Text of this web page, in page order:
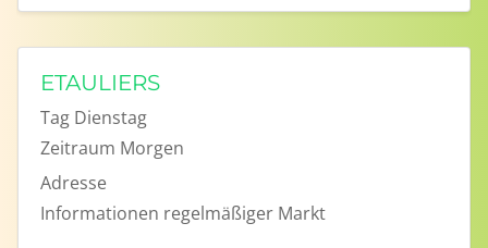
ETAULIERS
Tag Dienstag
Zeitraum Morgen
Adresse
Informationen regelmäßiger Markt